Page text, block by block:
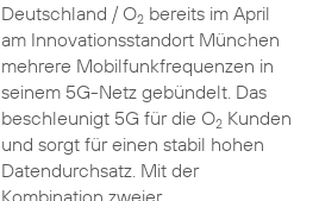
Deutschland / O2bereits im April
am Innovationsstandort München
mehrere Mobilfunkfrequenzen in
seinem 5G-Netz gebündelt. Das
beschleunigt 5G für die O2Kunden
und sorgt für einen stabil hohen
Datendurchsatz. Mit der
Kombination zweier